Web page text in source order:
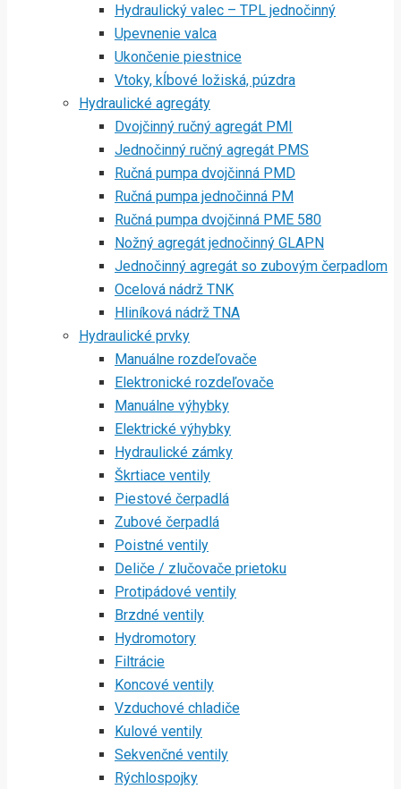
Hydraulický valec – TPL jednočinný
Upevnenie valca
Ukončenie piestnice
Vtoky, kĺbové ložiská, púzdra
Hydraulické agregáty
Dvojčinný ručný agregát PMI
Jednočinný ručný agregát PMS
Ručná pumpa dvojčinná PMD
Ručná pumpa jednočinná PM
Ručná pumpa dvojčinná PME 580
Nožný agregát jednočinný GLAPN
Jednočinný agregát so zubovým čerpadlom
Ocelová nádrž TNK
Hliníková nádrž TNA
Hydraulické prvky
Manuálne rozdeľovače
Elektronické rozdeľovače
Manuálne výhybky
Elektrické výhybky
Hydraulické zámky
Škrtiace ventily
Piestové čerpadlá
Zubové čerpadlá
Poistné ventily
Deliče / zlučovače prietoku
Protipádové ventily
Brzdné ventily
Hydromotory
Filtrácie
Koncové ventily
Vzduchové chladiče
Kulové ventily
Sekvenčné ventily
Rýchlospojky